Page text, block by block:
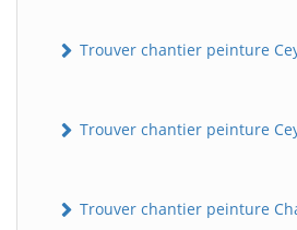
Trouver chantier peinture
Trouver chantier peinture
Trouver chantier peinture